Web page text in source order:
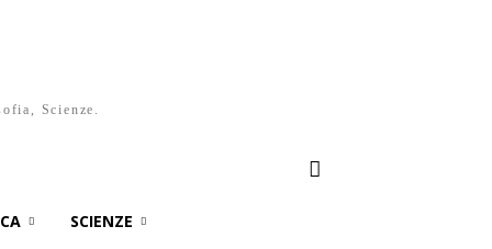
Scienze.
SCIENZE